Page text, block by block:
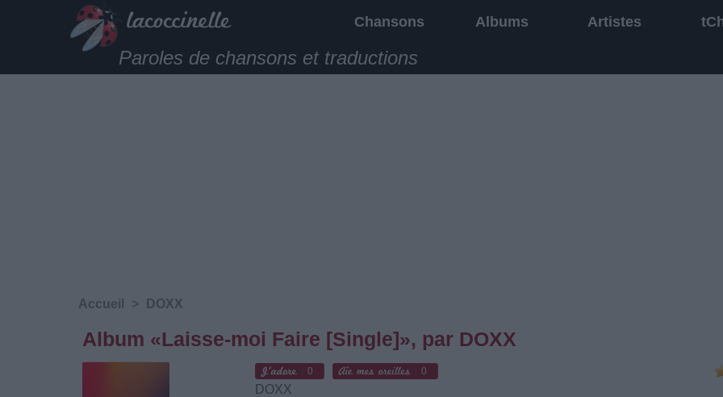
Chansons Albums Artistes
Paroles de chansons et traductions
Accueil > DOXX
Album «Laisse-moi Faire [Single]», par DOXX
0 0
DOXX